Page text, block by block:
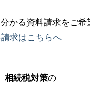
かる資料請求をご希
求はこちらへ
相続税対策の